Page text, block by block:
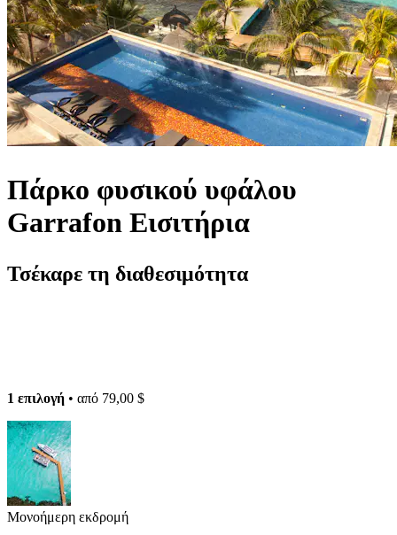
Πάρκο φυσικού υφάλου
Garrafon Εισιτήρια
Τσέκαρε τη διαθεσιμότητα
1 επιλογή • από 79,00 $
Μονοήμερη εκδρομή